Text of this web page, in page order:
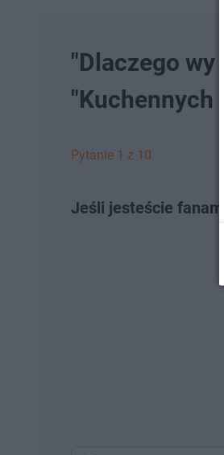
"Dlaczego
"Kuchennych
Pytanie 1 z 10
Jeśli jesteście